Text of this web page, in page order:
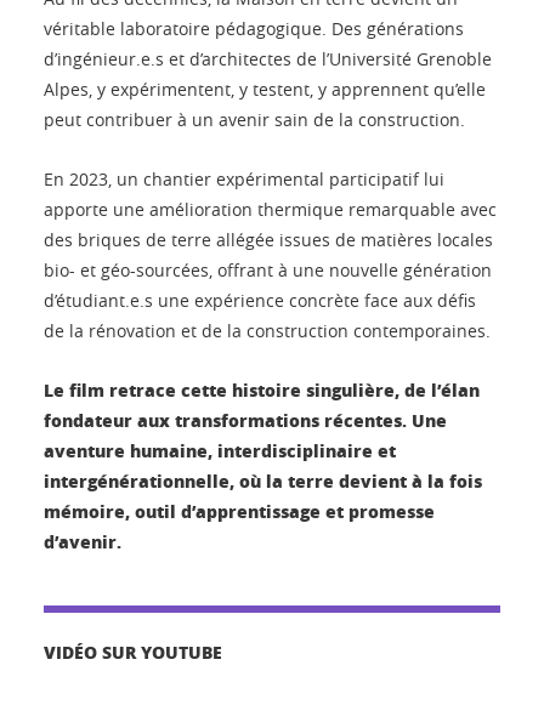
véritable laboratoire pédagogique. Des générations
d’ingénieur.e.s et d’architectes de l’Université Grenoble
Alpes, y expérimentent, y testent, y apprennent qu’elle
peut contribuer à un avenir sain de la construction.
En 2023, un chantier expérimental participatif lui
apporte une amélioration thermique remarquable avec
des briques de terre allégée issues de matières locales
bio- et géo-sourcées, offrant à une nouvelle génération
d’étudiant.e.s une expérience concrète face aux défis
de la rénovation et de la construction contemporaines.
Le film retrace cette histoire singulière, de l’élan
fondateur aux transformations récentes. Une
aventure humaine, interdisciplinaire et
intergénérationnelle, où la terre devient à la fois
mémoire, outil d’apprentissage et promesse
d’avenir.
VIDÉO SUR YOUTUBE